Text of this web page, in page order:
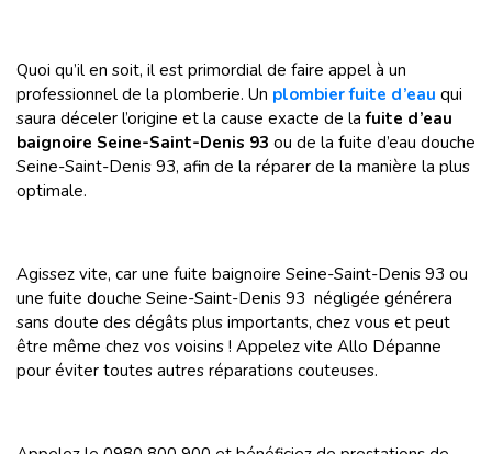
Quoi qu’il en soit, il est primordial de faire appel à un
professionnel de la plomberie. Un plombier fuite d’eau qui
saura déceler l’origine et la cause exacte de lafuite d’eau
baignoire Seine-Saint-Denis 93 ou de la fuite d’eau douche
Seine-Saint-Denis 93, afin de la réparer de la manière la plus
optimale.
Agissez vite, car une fuite baignoire Seine-Saint-Denis 93 ou
une fuite douche Seine-Saint-Denis 93 négligée générera
sans doute des dégâts plus importants, chez vous et peut
être même chez vos voisins ! Appelez vite Allo Dépanne
pour éviter toutes autres réparations couteuses.